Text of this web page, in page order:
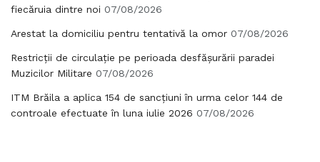
fiecăruia dintre noi 07/08/2026
Arestat la domiciliu pentru tentativă la omor 07/08/2026
Restricții de circulație pe perioada desfășurării paradei
Muzicilor Militare 07/08/2026
ITM Brăila a aplica 154 de sancțiuni în urma celor 144 de
controale efectuate în luna iulie 2026 07/08/2026